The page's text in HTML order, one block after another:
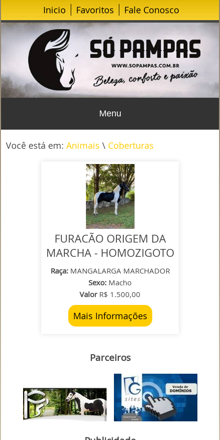
Inicio Favoritos Fale Conosco
Menu
Você está em: Animais \ Coberturas
FURACÃO ORIGEM DA
MARCHA - HOMOZIGOTO
Raça:MANGALARGA MARCHADOR
Sexo: Macho
ValorR$ 1.500,00
Mais Informações
Parceiros